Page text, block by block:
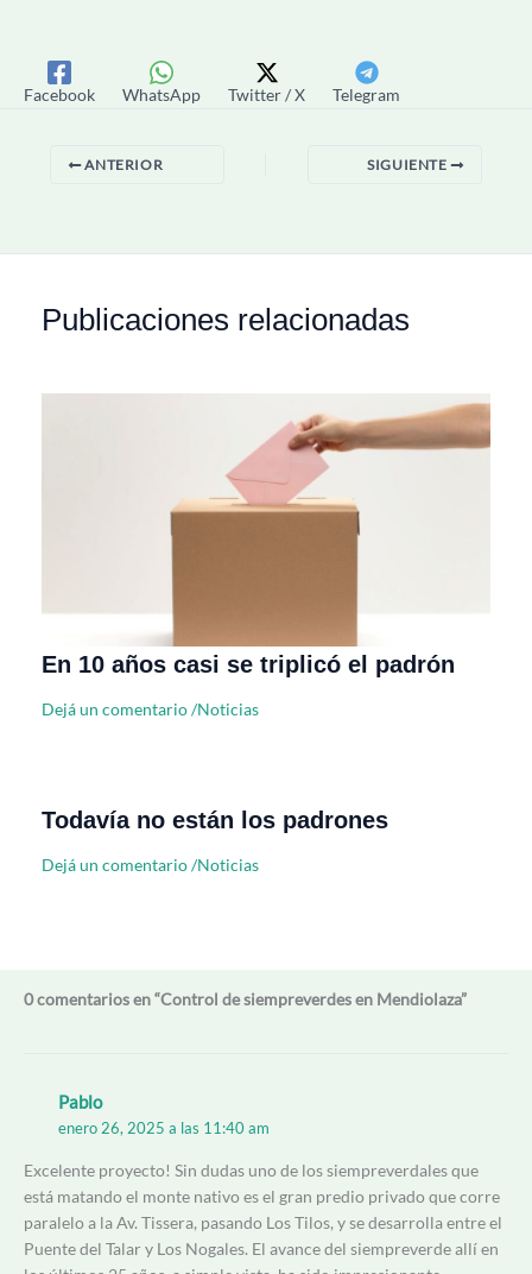
Facebook WhatsApp Twitter / X Telegram
ANTERIOR SIGUIENTE
Publicaciones relacionadas
En 10 años casi se triplicó el padrón
Dejá un comentario/Noticias
Todavía no están los padrones
Dejá un comentario/Noticias
0 comentarios en “Control de siempreverdes en Mendiolaza”
Pablo
enero 26, 2025 a las 11:40 am
Excelente proyecto! Sin dudas uno de los siempreverdales que
está matando el monte nativo es el gran predio privado que corre
paralelo a la Av. Tissera, pasando Los Tilos, y se desarrolla entre el
Puente del Talar y Los Nogales. El avance del siempreverde allí en